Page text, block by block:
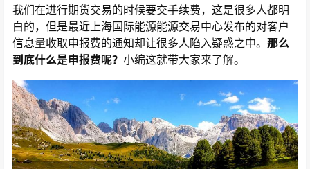
我们在进行期货交易的时候要交手续费，这是很多人都明
白的，但是最近上海国际能源能源交易中心发布的对客户
信息量收取申报费的通知却让很多人陷入疑惑之中。 那么
到底什么是申报费呢？ 小编这就带大家来了解。